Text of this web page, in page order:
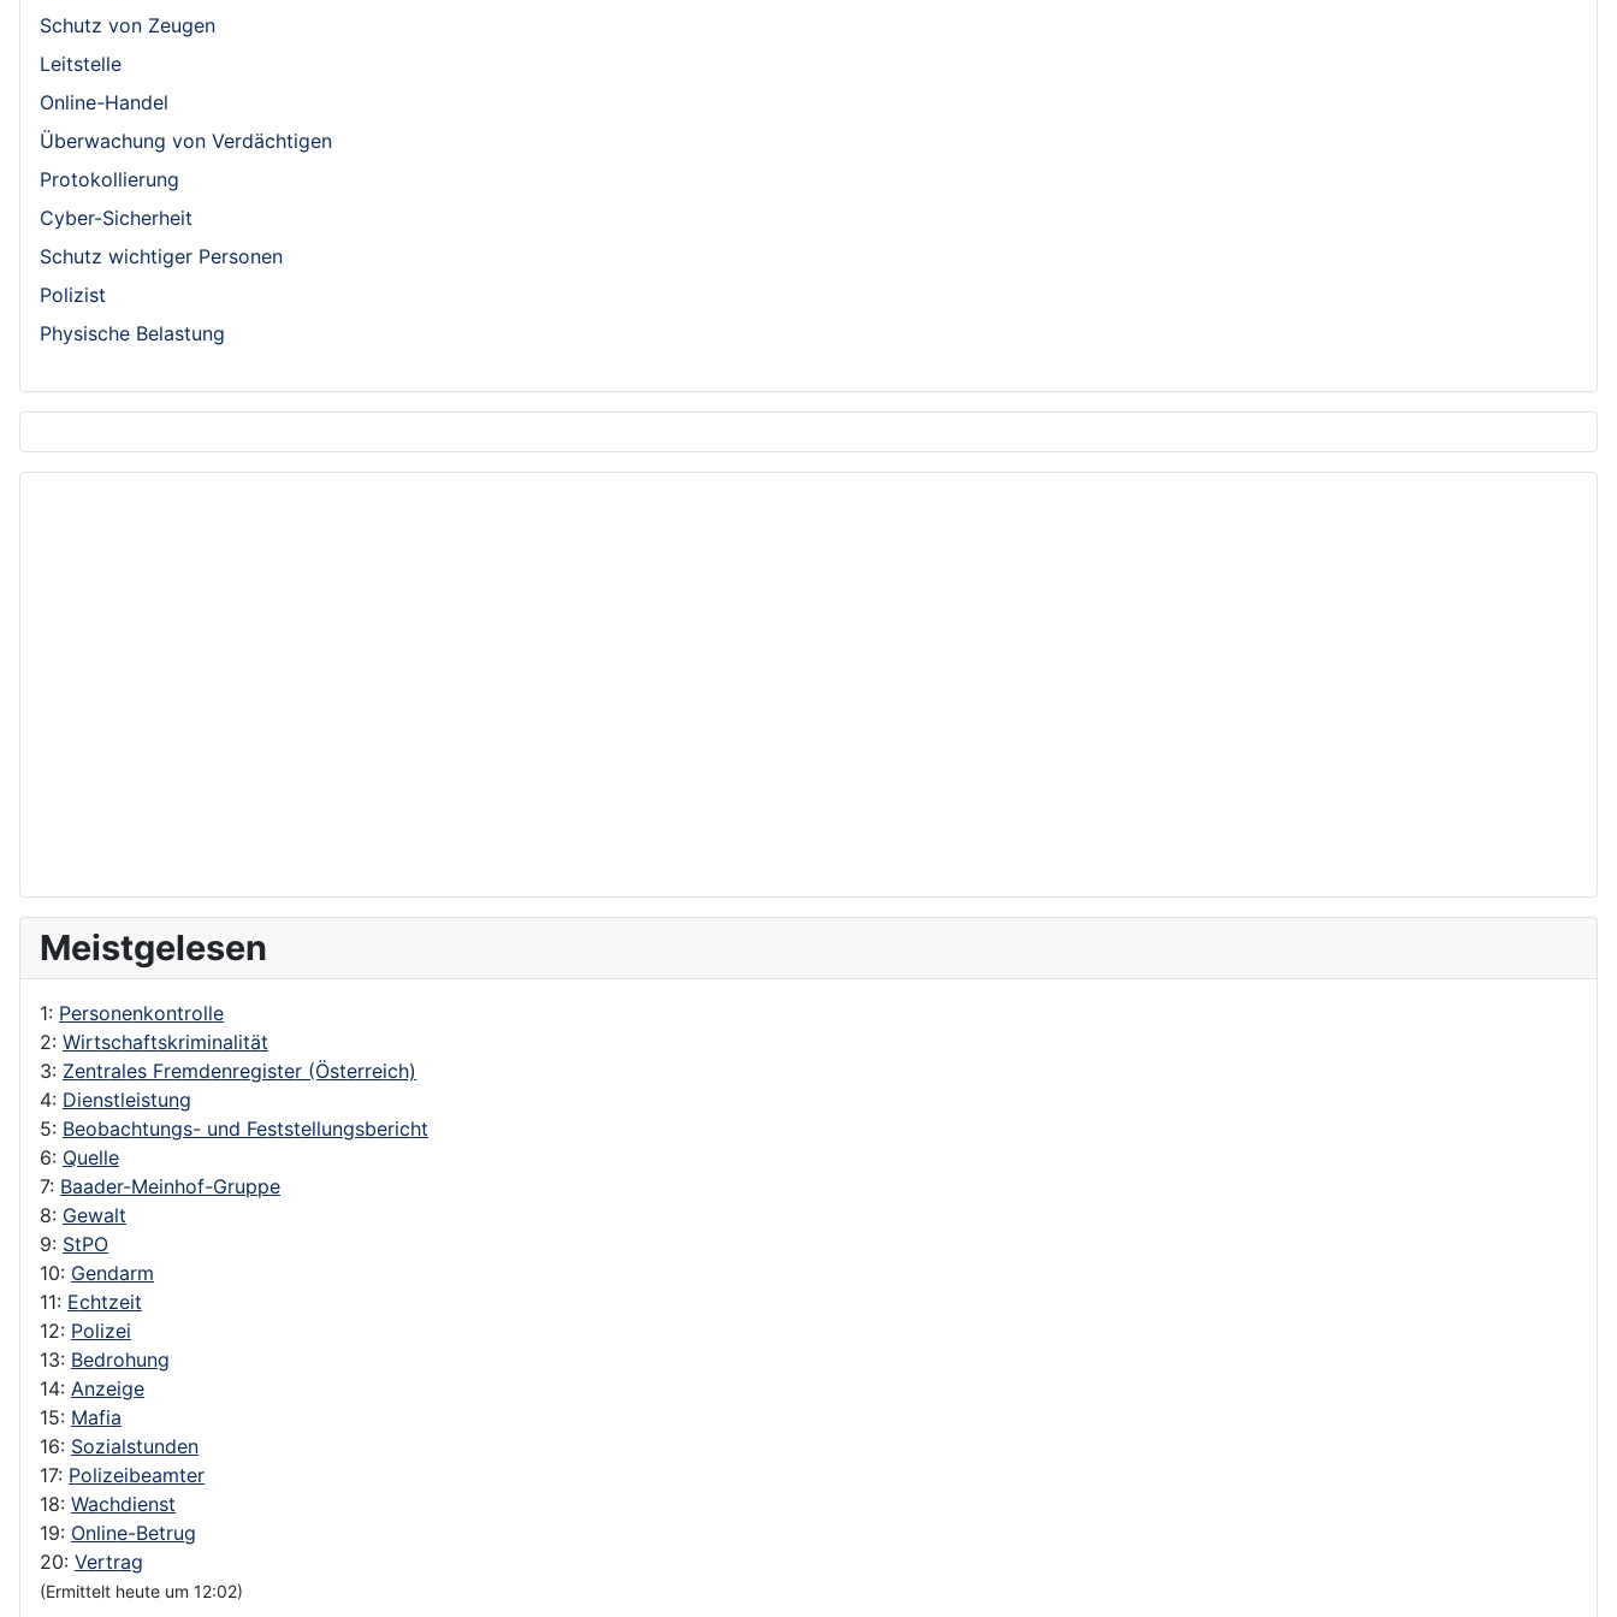
Schutz von Zeugen
Leitstelle
Online-Handel
Überwachung von Verdächtigen
Protokollierung
Cyber-Sicherheit
Schutz wichtiger Personen
Polizist
Physische Belastung
Meistgelesen
1: Personenkontrolle
2: Wirtschaftskriminalität
3: Zentrales Fremdenregister (Österreich)
4: Dienstleistung
5: Beobachtungs- und Feststellungsbericht
6: Quelle
7: Baader-Meinhof-Gruppe
8: Gewalt
9: StPO
10: Gendarm
11: Echtzeit
12: Polizei
13: Bedrohung
14: Anzeige
15: Mafia
16: Sozialstunden
17: Polizeibeamter
18: Wachdienst
19: Online-Betrug
20: Vertrag
(Ermittelt heute um 12:02)